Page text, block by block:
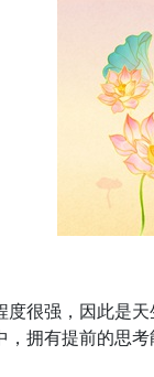
很强，因此是
拥有提前的思